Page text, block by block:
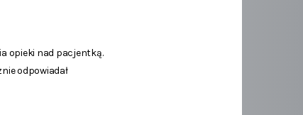
opieki nad pacjentką.
odpowiadał